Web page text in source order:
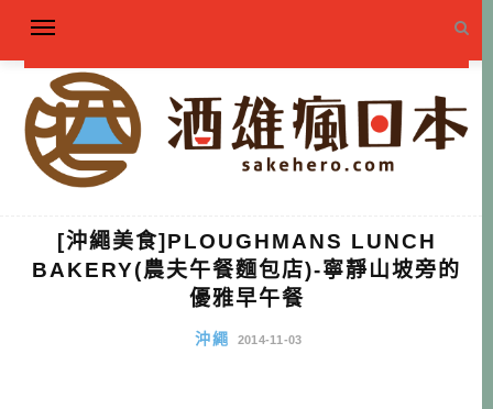
[沖繩美食]PLOUGHMANS LUNCH
BAKERY(農夫午餐麵包店)-寧靜山坡旁的
優雅早午餐
沖繩 2014-11-03